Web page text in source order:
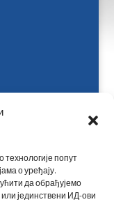
попут
о уређају.
да обрађујемо
јединствени ИД-ови